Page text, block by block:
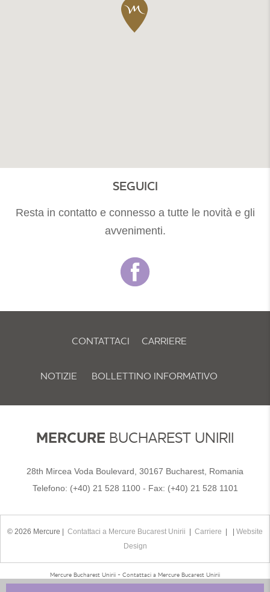
SEGUICI
Resta in contatto e connesso a tutte le novità e gli
avvenimenti.
CONTATTACI CARRIERE
NOTIZIE BOLLETTINO INFORMATIVO
MERCURE BUCHAREST UNIRII
28th Mircea Voda Boulevard, 30167 Bucharest, Romania
Telefono: (+40) 21 528 1100- Fax: (+40) 21 528 1101
© 2026 Mercure | Contattaci a Mercure Bucarest Unirii Carriere
Website
Design
Mercure Bucharest Unirii - Contattaci a Mercure Bucarest Unirii